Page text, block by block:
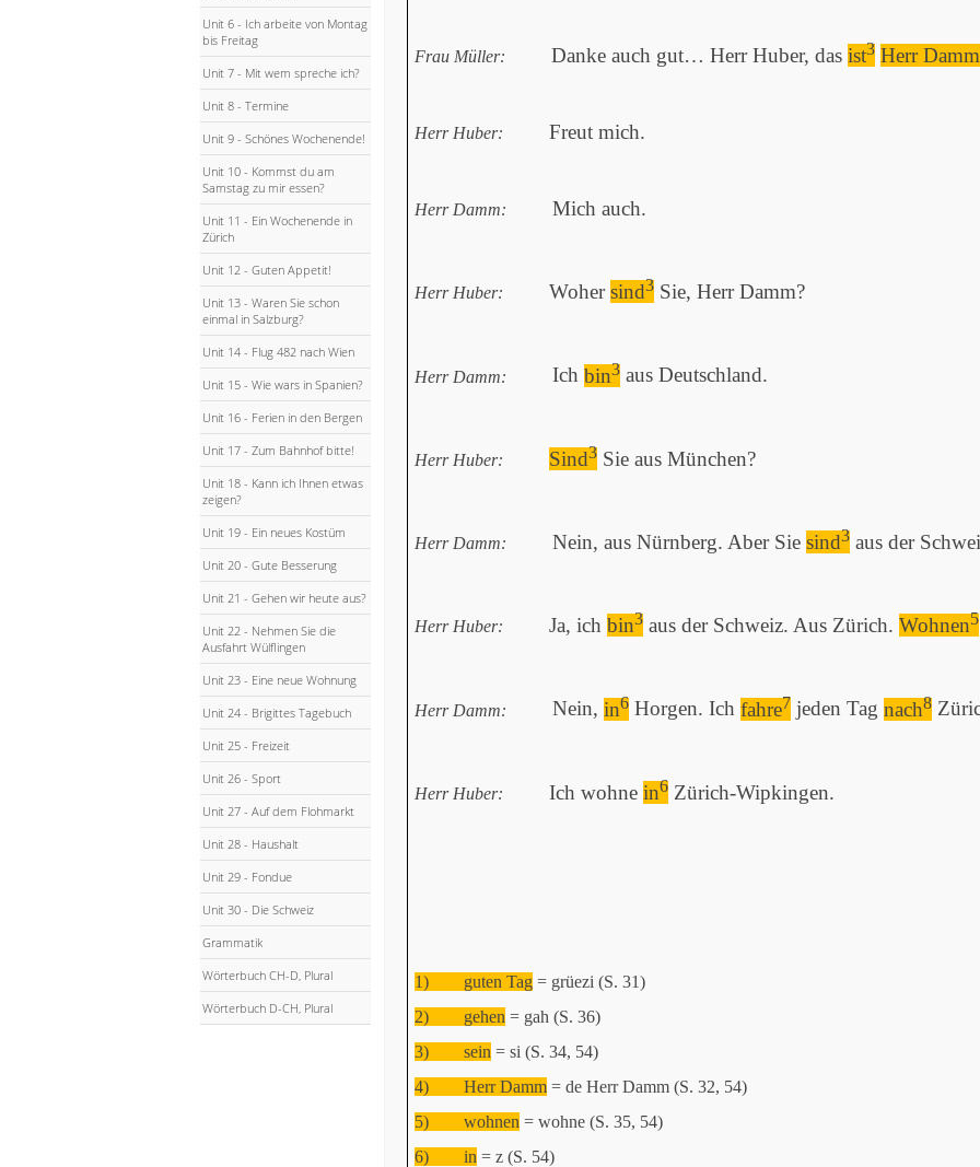
Unit 6 - Ich arbeite von Montag
bis Freitag
Unit 7 - Mit wem spreche ich?
Unit 8 - Termine
Unit 9 - Schönes Wochenende!
Unit 10 - Kommst du am
Samstag zu mir essen?
Unit 11 - Ein Wochenende in
Zürich
Unit 12 - Guten Appetit!
Unit 13 - Waren Sie schon
einmal in Salzburg?
Unit 14 - Flug 482 nach Wien
Unit 15 - Wie wars in Spanien?
Unit 16 - Ferien in den Bergen
Unit 17 - Zum Bahnhof bitte!
Unit 18 - Kann ich Ihnen etwas
zeigen?
Unit 19 - Ein neues Kostüm
Unit 20 - Gute Besserung
Unit 21 - Gehen wir heute aus?
Unit 22 - Nehmen Sie die
Ausfahrt Wülflingen
Unit 23 - Eine neue Wohnung
Unit 24 - Brigittes Tagebuch
Unit 25 - Freizeit
Unit 26 - Sport
Unit 27 - Auf dem Flohmarkt
Unit 28 - Haushalt
Unit 29 - Fondue
Unit 30 - Die Schweiz
Grammatik
Wörterbuch CH-D, Plural
Wörterbuch D-CH, Plural
Frau Müller: Danke auch gut… Herr Huber, das ist3 Herr Damm
Herr Huber: Freut mich.
Herr Damm: Mich auch.
Herr Huber: Wohersind3Sie, Herr Damm?
Herr Damm: Ich bin3aus Deutschland.
Herr Huber: Sind3Sie aus München?
Herr Damm: Nein, aus Nürnberg. Aber Sie sind3aus der
Herr Huber: Ja, ich bin3aus der Schweiz. Aus Zürich. Wohnen5
Herr Damm: Nein, in6Horgen. Ich fahre7 jeden Tag nach8
Herr Huber: Ich wohne in6Zürich-Wipkingen.
1) guten Tag= grüezi (S. 31)
2)
gehen = gah (S. 36)
3)
sein = si (S. 34, 54)
4)
Herr Damm= de Herr Damm (S. 32, 54)
5)
wohnen = wohne (S. 35, 54)
6)
in = z (S. 54)